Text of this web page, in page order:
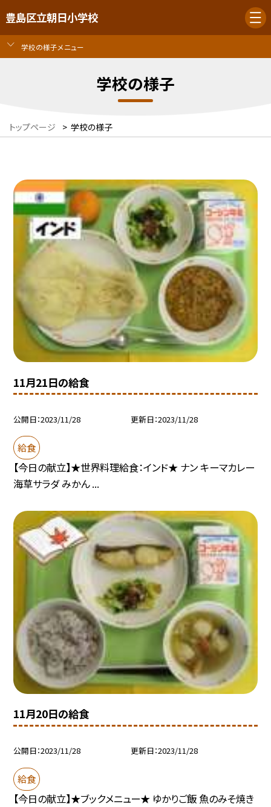
豊島区立朝日小学校
学校の様子メニュー
学校の様子
トップページ > 学校の様子
11月21日の給食
公開日 2023/11/28 更新日 2023/11/28
給食
【今日の献立】★世界料理給食：インド★ ナン キーマカレー
海草サラダ みかん ...
11月20日の給食
公開日 2023/11/28 更新日 2023/11/28
給食
【今日の献立】★ブックメニュー★ ゆかりご飯 魚のみそ焼き